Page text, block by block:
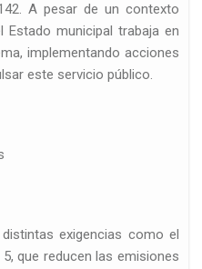
A pesar de un contexto
municipal trabaja en
implementando acciones
este servicio público.
exigencias como el
que reducen las emisiones